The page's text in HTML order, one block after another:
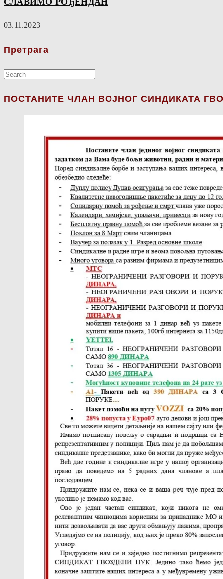
СЛАВИМО РОЂЕНДАН
03.11.2023
Претрага
ПОСТАНИТЕ ЧЛАН ВОЈНОГ СИНДИКАТА